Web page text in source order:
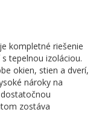
kompletné riešenie
tepelnou izoláciou.
okien, stien a dverí,
nároky na
zostáva